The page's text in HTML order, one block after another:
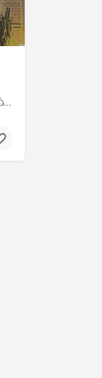
Bienvenue au Kama Délice Restaurant, situé à Calavi il vous offre une expérience gastronomique inoubliable.…